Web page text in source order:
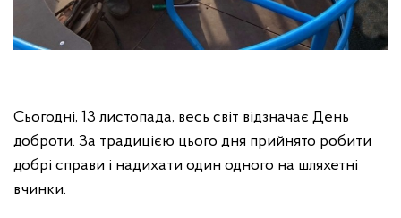
Сьогодні, 13 листопада, весь світ відзначає День
доброти. За традицією цього дня прийнято робити
добрі справи і надихати один одного на шляхетні
вчинки.